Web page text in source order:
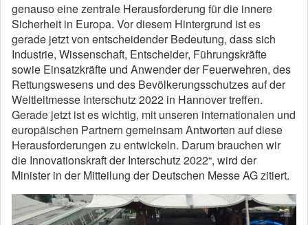
genauso eine zentrale Herausforderung für die innere
Sicherheit in Europa. Vor diesem Hintergrund ist es
gerade jetzt von entscheidender Bedeutung, dass sich
Industrie, Wissenschaft, Entscheider, Führungskräfte
sowie Einsatzkräfte und Anwender der Feuerwehren, des
Rettungswesens und des Bevölkerungsschutzes auf der
Weltleitmesse Interschutz 2022 in Hannover treffen.
Gerade jetzt ist es wichtig, mit unseren internationalen und
europäischen Partnern gemeinsam Antworten auf diese
Herausforderungen zu entwickeln. Darum brauchen wir
die Innovationskraft der Interschutz 2022“, wird der
Minister in der Mitteilung der Deutschen Messe AG zitiert.